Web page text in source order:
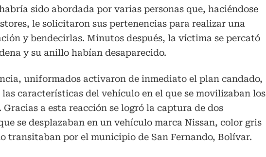
sido abordada por varias personas que, haciéndose
le solicitaron sus pertenencias para realizar una
y bendecirlas. Minutos después, la víctima se percató
y su anillo habían desaparecido.
uniformados activaron de inmediato el plan candado,
las características del vehículo en el que se movilizaban los
Gracias a esta reacción se logró la captura de dos
se desplazaban en un vehículo marca Nissan, color gris
transitaban por el municipio de San Fernando, Bolívar.